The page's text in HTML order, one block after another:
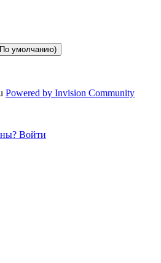
умолчанию)
Powered by Invision Community
Войти